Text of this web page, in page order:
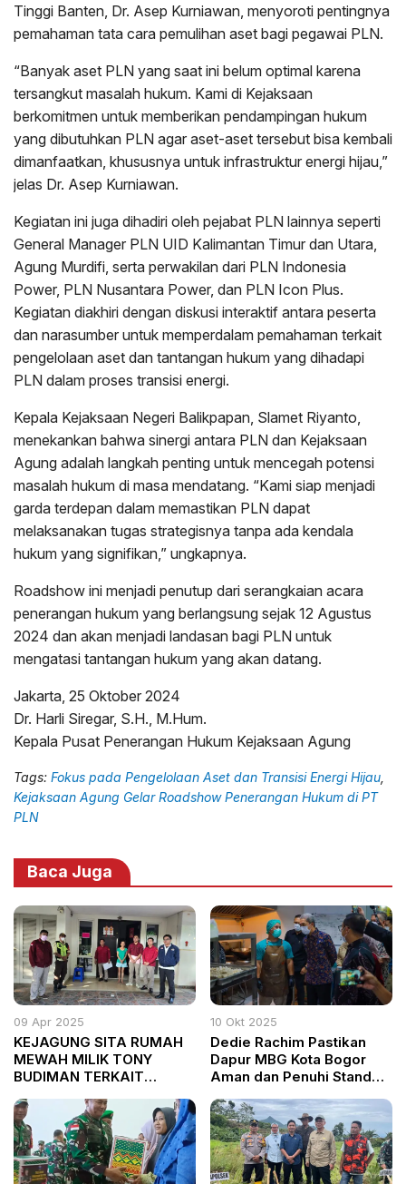
Tinggi Banten, Dr. Asep Kurniawan, menyoroti pentingnya
pemahaman tata cara pemulihan aset bagi pegawai PLN.
“Banyak aset PLN yang saat ini belum optimal karena
tersangkut masalah hukum. Kami di Kejaksaan
berkomitmen untuk memberikan pendampingan hukum
yang dibutuhkan PLN agar aset-aset tersebut bisa kembali
dimanfaatkan, khususnya untuk infrastruktur energi hijau,”
jelas Dr. Asep Kurniawan.
Kegiatan ini juga dihadiri oleh pejabat PLN lainnya seperti
General Manager PLN UID Kalimantan Timur dan Utara,
Agung Murdifi, serta perwakilan dari PLN Indonesia
Power, PLN Nusantara Power, dan PLN Icon Plus.
Kegiatan diakhiri dengan diskusi interaktif antara peserta
dan narasumber untuk memperdalam pemahaman terkait
pengelolaan aset dan tantangan hukum yang dihadapi
PLN dalam proses transisi energi.
Kepala Kejaksaan Negeri Balikpapan, Slamet Riyanto,
menekankan bahwa sinergi antara PLN dan Kejaksaan
Agung adalah langkah penting untuk mencegah potensi
masalah hukum di masa mendatang. “Kami siap menjadi
garda terdepan dalam memastikan PLN dapat
melaksanakan tugas strategisnya tanpa ada kendala
hukum yang signifikan,” ungkapnya.
Roadshow ini menjadi penutup dari serangkaian acara
penerangan hukum yang berlangsung sejak 12 Agustus
2024 dan akan menjadi landasan bagi PLN untuk
mengatasi tantangan hukum yang akan datang.
Jakarta, 25 Oktober 2024
Dr. Harli Siregar, S.H., M.Hum.
Kepala Pusat Penerangan Hukum Kejaksaan Agung
Tags: Fokus pada Pengelolaan Aset dan Transisi Energi Hijau
Kejaksaan Agung Gelar Roadshow Penerangan Hukum di PT
PLN
Baca Juga
09 Apr 2025
KEJAGUNG SITA RUMAH
MEWAH MILIK TONY
BUDIMAN TERKAIT
RP634 MILIAR
10 Okt 2025
Dedie Rachim Pastikan
Dapur MBG Kota Bogor
Aman dan Penuhi Standar